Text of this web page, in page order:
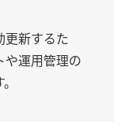
更新するた
や運用管理の